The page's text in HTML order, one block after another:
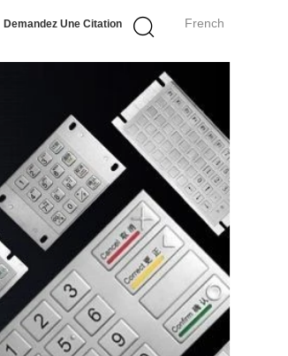
French
Demandez Une Citation